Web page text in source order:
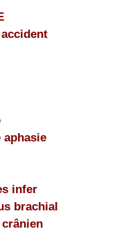
aphasie
infer
brachial